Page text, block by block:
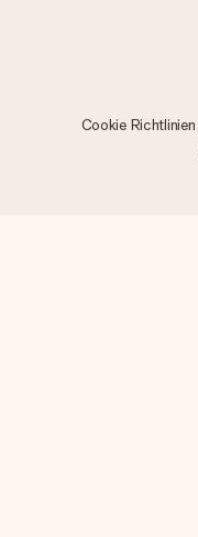
Cookie Richtlinien